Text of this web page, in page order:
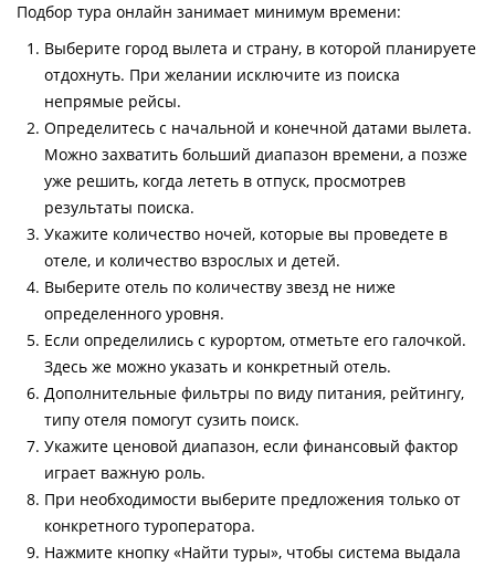
Подбор тура онлайн занимает минимум времени:
Выберите город вылета и страну, в которой планируете
отдохнуть. При желании исключите из поиска
непрямые рейсы.
Определитесь с начальной и конечной датами вылета.
Можно захватить больший диапазон времени, а позже
уже решить, когда лететь в отпуск, просмотрев
результаты поиска.
Укажите количество ночей, которые вы проведете в
отеле, и количество взрослых и детей.
Выберите отель по количеству звезд не ниже
определенного уровня.
Если определились с курортом, отметьте его галочкой.
Здесь же можно указать и конкретный отель.
Дополнительные фильтры по виду питания, рейтингу,
типу отеля помогут сузить поиск.
Укажите ценовой диапазон, если финансовый фактор
играет важную роль.
При необходимости выберите предложения только от
конкретного туроператора.
Нажмите кнопку «Найти туры», чтобы система выдала